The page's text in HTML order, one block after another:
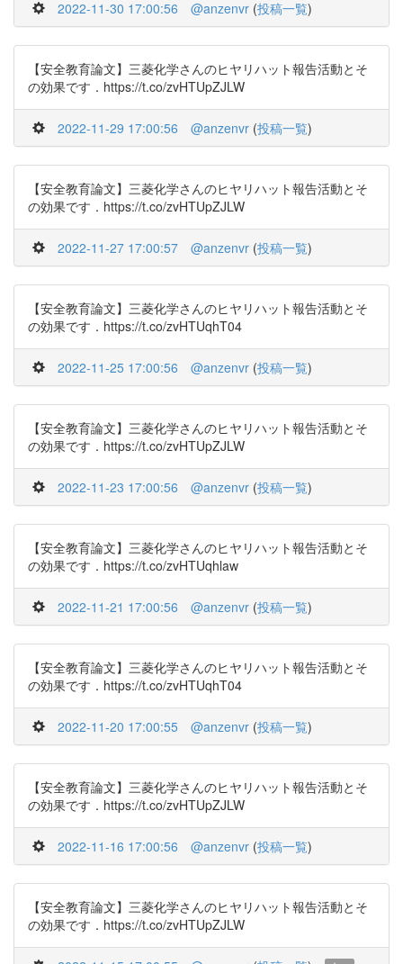
2022-11-30 17:00:56 @anzenvr (投稿一覧)
【安全教育論文】三菱化学さんのヒヤリハット報告活動とそ
の効果です．https://t.co/zvHTUpZJLW
2022-11-29 17:00:56 @anzenvr (投稿一覧)
【安全教育論文】三菱化学さんのヒヤリハット報告活動とそ
の効果です．https://t.co/zvHTUpZJLW
2022-11-27 17:00:57 @anzenvr (投稿一覧)
【安全教育論文】三菱化学さんのヒヤリハット報告活動とそ
の効果です．https://t.co/zvHTUqhT04
2022-11-25 17:00:56 @anzenvr (投稿一覧)
【安全教育論文】三菱化学さんのヒヤリハット報告活動とそ
の効果です．https://t.co/zvHTUpZJLW
2022-11-23 17:00:56 @anzenvr (投稿一覧)
【安全教育論文】三菱化学さんのヒヤリハット報告活動とそ
の効果です．https://t.co/zvHTUqhlaw
2022-11-21 17:00:56 @anzenvr (投稿一覧)
【安全教育論文】三菱化学さんのヒヤリハット報告活動とそ
の効果です．https://t.co/zvHTUqhT04
2022-11-20 17:00:55 @anzenvr (投稿一覧)
【安全教育論文】三菱化学さんのヒヤリハット報告活動とそ
の効果です．https://t.co/zvHTUpZJLW
2022-11-16 17:00:56 @anzenvr (投稿一覧)
【安全教育論文】三菱化学さんのヒヤリハット報告活動とそ
の効果です．https://t.co/zvHTUpZJLW